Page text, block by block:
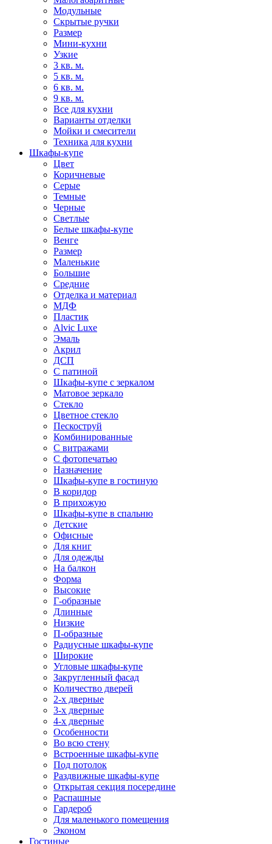
Модульные
Скрытые ручки
Размер
Мини-кухни
Узкие
3 кв. м.
5 кв. м.
6 кв. м.
9 кв. м.
Все для кухни
Варианты отделки
Мойки и смесители
Техника для кухни
Шкафы-купе
Цвет
Коричневые
Серые
Темные
Черные
Светлые
Белые шкафы-купе
Венге
Размер
Маленькие
Большие
Средние
Отделка и материал
МДФ
Пластик
Alvic Luxe
Эмаль
Акрил
ДСП
С патиной
Шкафы-купе с зеркалом
Матовое зеркало
Стекло
Цветное стекло
Пескоструй
Комбинированные
С витражами
С фотопечатью
Назначение
Шкафы-купе в гостиную
В коридор
В прихожую
Шкафы-купе в спальню
Детские
Офисные
Для книг
Для одежды
На балкон
Форма
Высокие
Г-образные
Длинные
Низкие
П-образные
Радиусные шкафы-купе
Широкие
Угловые шкафы-купе
Закругленный фасад
Количество дверей
2-х дверные
3-х дверные
4-х дверные
Особенности
Во всю стену
Встроенные шкафы-купе
Под потолок
Раздвижные шкафы-купе
Открытая секция посередине
Распашные
Гардероб
Для маленького помещения
Эконом
Гостиные